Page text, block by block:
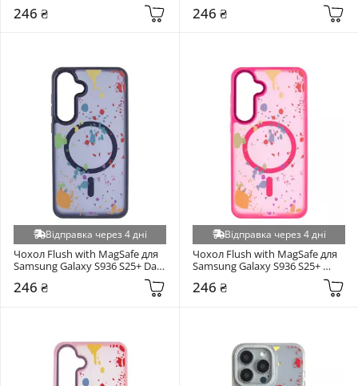
246 ₴ 246 ₴
Відправка через 4 дні
Чохол Flush with MagSafe для
Samsung Galaxy S936 S25+ Dark
246 ₴
Відправка через 4 дні
Чохол Flush with MagSafe для
Samsung Galaxy S936 S25+
246 ₴